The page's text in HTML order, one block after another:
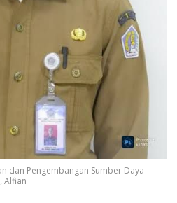
dan Pengembangan Sumber Daya
Alfian